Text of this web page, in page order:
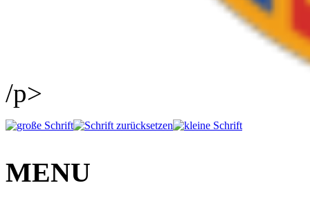
/p>
MENU